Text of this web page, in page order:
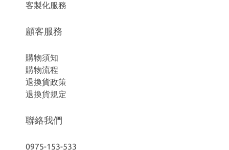
客製化服務
顧客服務
購物須知
購物流程
退換貨政策
退換貨規定
聯絡我們
0975-153-533